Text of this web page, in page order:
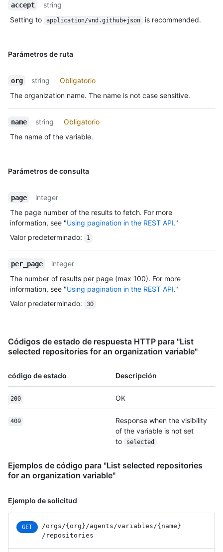
accept
string
Setting to
application/vnd.github+json is recommended.
Parámetros de ruta
org string
Obligatorio
The organization name. The name is not case sensitive.
name string
Obligatorio
The name of the variable.
Parámetros de consulta
page
integer
The page number of the results to fetch. For more
information, see "Using pagination in the REST API."
Valor predeterminado: 1
per_page
integer
The number of results per page (max 100). For more
information, see "Using pagination in the REST API."
Valor predeterminado: 30
Códigos de estado de respuesta HTTP para "List
selected repositories for an organization variable"
código de estado Descripción
200 OK
409
Response when the visibility
of the variable is not set
to
selected
Ejemplos de código para "List selected repositories
for an organization variable"
Ejemplo de solicitud
GET /orgs/{org}/agents/variables/{name}
/repositories